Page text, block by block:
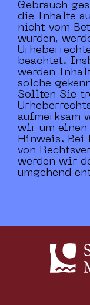
Gebrauch
die Inhalte
nicht vom
wurden,
beachtet.
werden
solche
Sollten Sie
aufmerksam
wir um einen
Hinweis. Bei
von
werden wir
umgehend